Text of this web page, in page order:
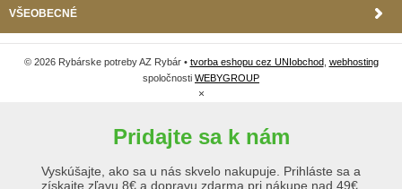
VŠEOBECNÉ
© 2026 Rybárske potreby AZ Rybár • tvorba eshopu cez UNIobchod, webhosting
spoločnosti WEBYGROUP
×
Pridajte sa k nám
Vyskúšajte, ako sa u nás skvelo nakupuje. Prihláste sa a
získajte zľavu 8€ a dopravu zdarma pri nákupe nad 49€.